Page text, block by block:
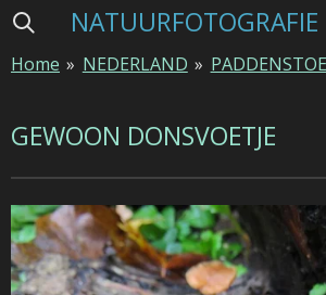
Ga
naar
hoofdinhoud
Home » NEDERLAND »
GEWOON DONSVOETJE